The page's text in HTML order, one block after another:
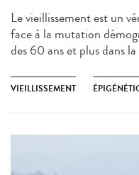
Le vieillissement est un
face à la mutation
des 60 ans et plus dans
VIEILLISSEMENT